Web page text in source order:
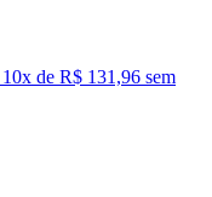
10x de R$ 131,96 sem